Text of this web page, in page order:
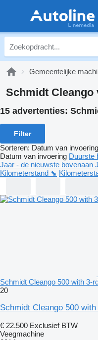
Gemeentelijke
Schmidt Cleango
15 advertenties:
Filter
Sorteren: Datum van invoering
Datum van invoering Duurste
Jaar - de nieuwste bovenaan
Kilometerstand ⬊
Schmidt Cleango 500 with 3-
20
Schmidt Cleango 500
€ 22.500 Exclusief BTW
Veegmachine